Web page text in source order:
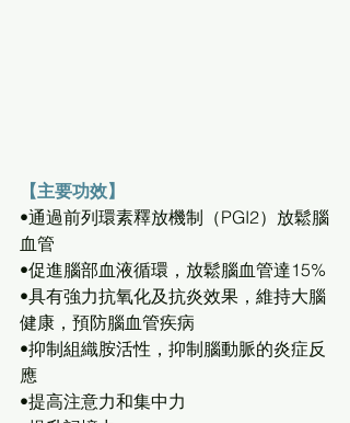
【主要功效】
•通過前列環素釋放機制（PGI2）放鬆腦
血管
•促進腦部血液循環，放鬆腦血管達15%
•具有強力抗氧化及抗炎效果，維持大腦
健康，預防腦血管疾病
•抑制組織胺活性，抑制腦動脈的炎症反
應
•提高注意力和集中力